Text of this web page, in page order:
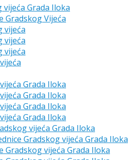
vijeća Grada Iloka
Gradskog Vijeća
vijeća
vijeća
vijeća
Grada Iloka
Grada Iloka
Grada Iloka
Grada Iloka
vijeća Grada Iloka
Gradskog vijeća Grada Iloka
Gradskog vijeća Grada Iloka